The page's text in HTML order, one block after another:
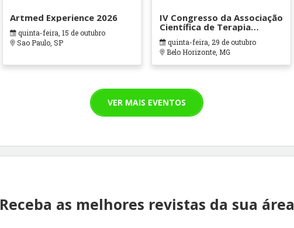
Artmed Experience 2026
quinta-feira, 15 de outubro
Sao Paulo, SP
IV Congresso da Associação
Científica de Terapia
Ocupacional em Contextos
Hospitalares e Cuidados
Paliativos - ATOHOSP
quinta-feira, 29 de outubro
Belo Horizonte, MG
VER MAIS EVENTOS
Receba as melhores revistas da sua área